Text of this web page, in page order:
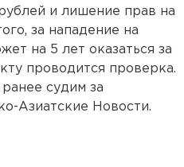
и лишение прав на
за нападение на
на 5 лет оказаться за
проводится проверка.
судим за
Азиатские Новости.